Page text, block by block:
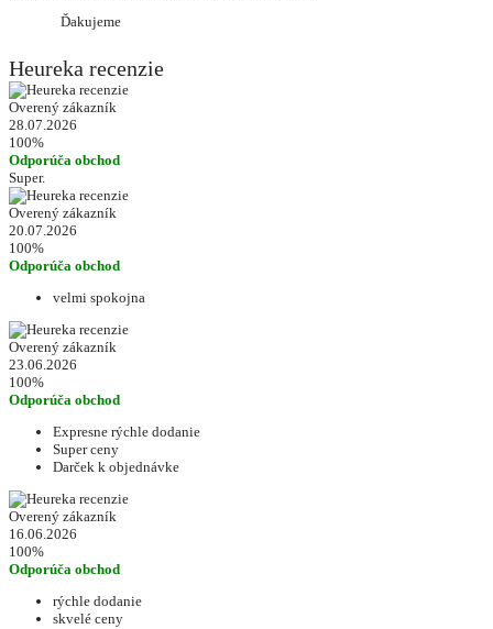
Ďakujeme
Heureka recenzie
Overený zákazník
28.07.2026
100%
Odporúča obchod
Super.
Overený zákazník
20.07.2026
100%
Odporúča obchod
velmi spokojna
Overený zákazník
23.06.2026
100%
Odporúča obchod
Expresne rýchle dodanie
Super ceny
Darček k objednávke
Overený zákazník
16.06.2026
100%
Odporúča obchod
rýchle dodanie
skvelé ceny